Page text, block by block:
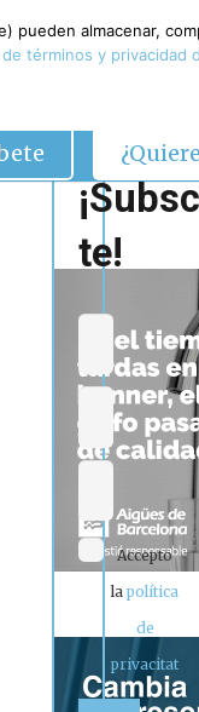
te!
Accepto
lapolítica
de
privacitat
pueden almacenar,
de términos y privacidad